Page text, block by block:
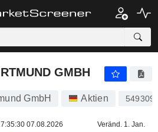
GMBH 0,00 %
GMBH
GmbH Aktien 549309
07.08.2026 Veränd. 1. Jan.